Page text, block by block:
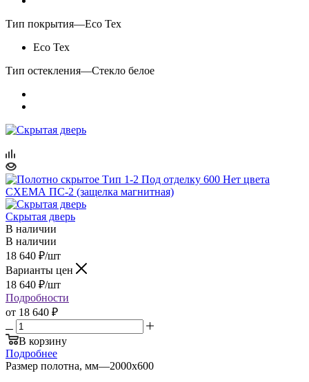
Тип покрытия—Eco Tex
Eco Tex
Тип остекления—Стекло белое
Скрытая дверь
В наличии
В наличии
18 640 ₽/шт
Варианты цен
18 640 ₽/шт
Подробности
от 18 640 ₽
В корзину
Подробнее
Размер полотна, мм—2000x600